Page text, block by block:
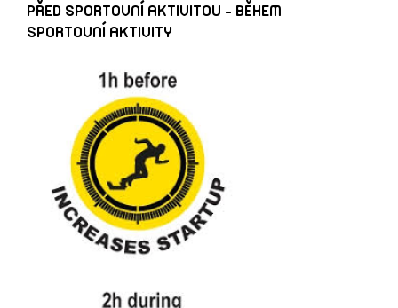
PŘED SPORTOVNÍ AKTIVITOU - BĚHEM
SPORTOVNÍ AKTIVITY